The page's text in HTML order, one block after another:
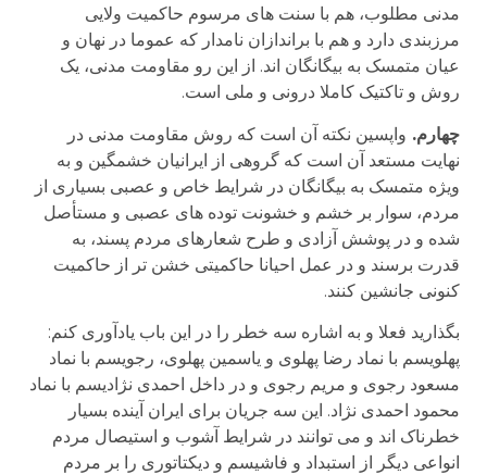
مدنی مطلوب، هم با سنت های مرسوم حاکمیت ولایی
مرزبندی دارد و هم با براندازان نامدار که عموما در نهان و
عیان متمسک به بیگانگان اند. از این رو مقاومت مدنی، یک
روش و تاکتیک کاملا درونی و ملی است.
چهارم. واپسین نکته آن است که روش مقاومت مدنی در
نهایت مستعد آن است که گروهی از ایرانیان خشمگین و به
ویژه متمسک به بیگانگان در شرایط خاص و عصبی بسیاری از
مردم، سوار بر خشم و خشونت توده های عصبی و مستأصل
شده و در پوشش آزادی و طرح شعارهای مردم پسند، به
قدرت برسند و در عمل احیانا حاکمیتی خشن تر از حاکمیت
کنونی جانشین کنند.
بگذارید فعلا و به اشاره سه خطر را در این باب یادآوری کنم:
پهلویسم با نماد رضا پهلوی و یاسمین پهلوی، رجویسم با نماد
مسعود رجوی و مریم رجوی و در داخل احمدی نژادیسم با نماد
محمود احمدی نژاد. این سه جریان برای ایران آینده بسیار
خطرناک اند و می توانند در شرایط آشوب و استیصال مردم
انواعی دیگر از استبداد و فاشیسم و دیکتاتوری را بر مردم